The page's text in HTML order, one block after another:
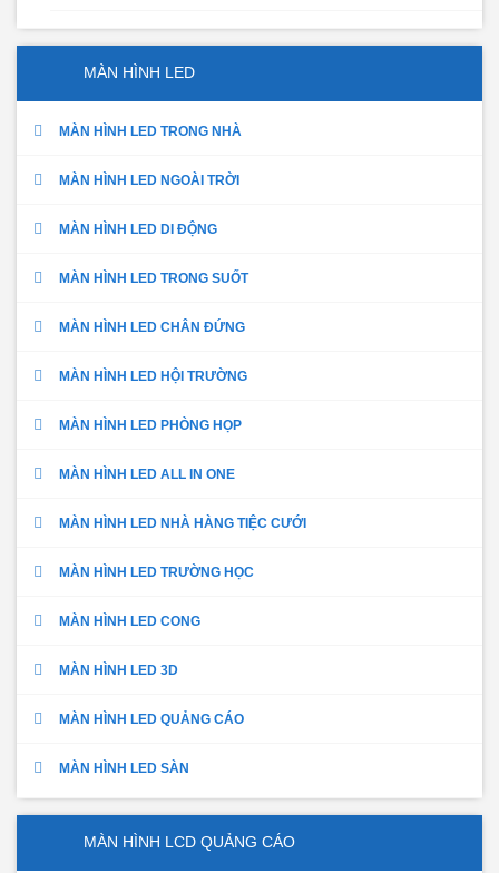
MÀN HÌNH LED
MÀN HÌNH LED TRONG NHÀ
MÀN HÌNH LED NGOÀI TRỜI
MÀN HÌNH LED DI ĐỘNG
MÀN HÌNH LED TRONG SUỐT
MÀN HÌNH LED CHÂN ĐỨNG
MÀN HÌNH LED HỘI TRƯỜNG
MÀN HÌNH LED PHÒNG HỌP
MÀN HÌNH LED ALL IN ONE
MÀN HÌNH LED NHÀ HÀNG TIỆC CƯỚI
MÀN HÌNH LED TRƯỜNG HỌC
MÀN HÌNH LED CONG
MÀN HÌNH LED 3D
MÀN HÌNH LED QUẢNG CÁO
MÀN HÌNH LED SÀN
MÀN HÌNH LCD QUẢNG CÁO